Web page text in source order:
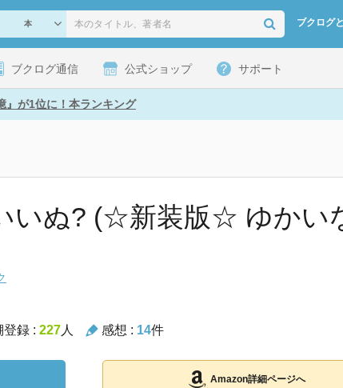
ブクログ
ブクログ通信 公式ショップ サポート
』が1位に！本ランキング
いぬ? (☆新装版☆ ゆかい
登録 : 227人 感想 : 14件
Amazon詳細ページへ